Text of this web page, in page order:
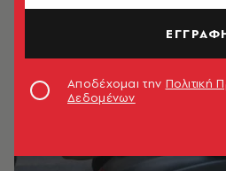
Αποδέχομαι την Πολιτική
Δεδομένων